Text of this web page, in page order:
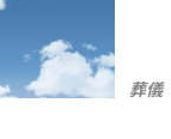
葬儀